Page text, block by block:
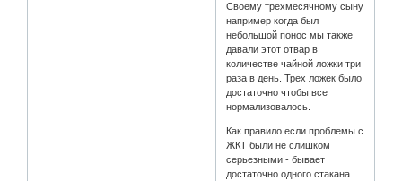
Своему трехмесячному сыну
например когда был
небольшой понос мы также
давали этот отвар в
количестве чайной ложки три
раза в день. Трех ложек было
достаточно чтобы все
нормализовалось.
Как правило если проблемы с
ЖКТ были не слишком
серьезными - бывает
достаточно одного стакана.